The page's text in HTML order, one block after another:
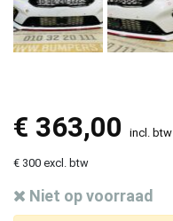
€ 363,00 incl. btw
€ 300 excl. btw
Niet op voorraad